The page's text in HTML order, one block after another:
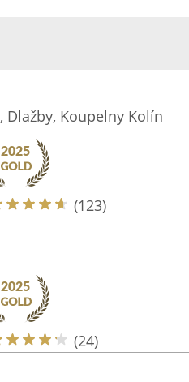
Dlažby, Koupelny Kolín
(123)
(24)